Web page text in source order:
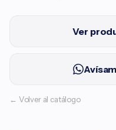
Ver
← Volver al catálogo